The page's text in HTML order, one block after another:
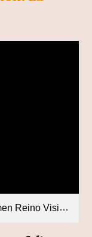
Visigodo.docx